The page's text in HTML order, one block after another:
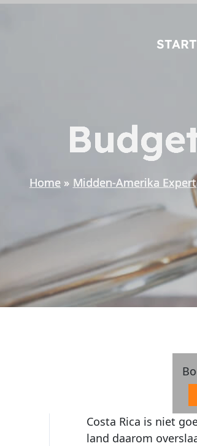
START
Home Midden-Amerika Expert
Costa Rica is niet
land daarom